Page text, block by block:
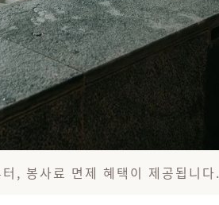
, 봉사료 면제 혜택이 제공됩니다.